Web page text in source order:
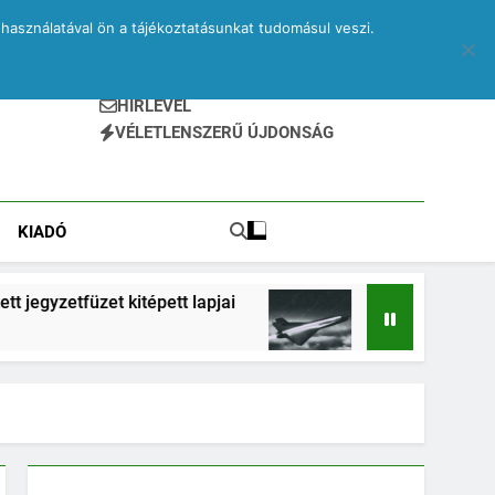
HÍRLEVÉL
VÉLETLENSZERŰ ÚJDONSÁG
KIADÓ
kitépett lapjai
2 Hónap Ezelőtt
ön a tájékoztatásunkat tudomásul veszi.